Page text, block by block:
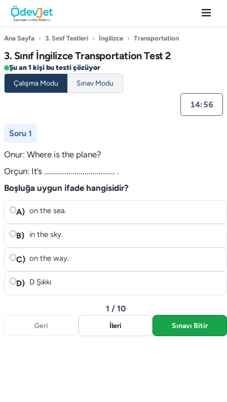
Ana Sayfa › 3. Sınıf Testleri › İngilizce › Transportation
3. Sınıf İngilizce Transportation Test 2
Şu an 1 kişi bu testi çözüyor
Çalışma Modu
Sınav Modu
14:55
Soru 1
Onur: Where is the plane?
Orçun: It’s ................................... .
Boşluğa uygun ifade hangisidir?
A) on the sea.
B) in the sky.
C) on the way.
D) D Şıkkı
Geri
1 / 10
İleri Sınavı Bitir